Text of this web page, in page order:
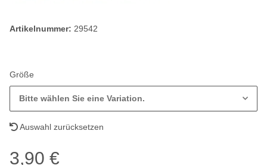
Artikelnummer: 29542
Größe
Bitte wählen Sie eine Variation.
Auswahl zurücksetzen
3,90 €